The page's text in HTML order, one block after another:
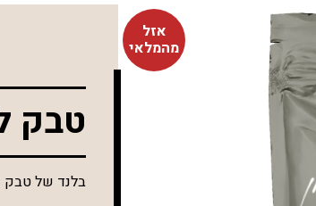
אזל
מהמלאי
טבק
בלנד של טבק